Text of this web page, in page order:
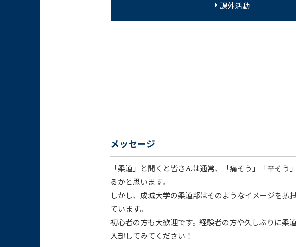
課外活動
メッセージ
「柔道」と聞くと皆さんは通常、「痛そう」「辛そう
るかと思います。
しかし、成城大学の柔道部はそのようなイメージを払
ています。
初心者の方も大歓迎です。経験者の方や久しぶりに柔
入部してみてください！